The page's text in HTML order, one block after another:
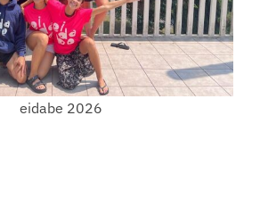
eidabe 2026